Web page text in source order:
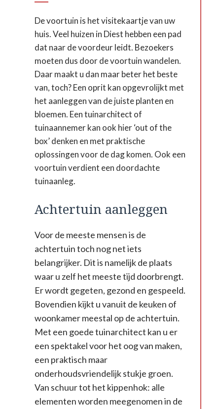
De voortuin is het visitekaartje van uw
huis. Veel huizen in Diest hebben een pad
dat naar de voordeur leidt. Bezoekers
moeten dus door de voortuin wandelen.
Daar maakt u dan maar beter het beste
van, toch? Een oprit kan opgevrolijkt met
het aanleggen van de juiste planten en
bloemen. Een tuinarchitect of
tuinaannemer kan ook hier ‘out of the
box’ denken en met praktische
oplossingen voor de dag komen. Ook een
voortuin verdient een doordachte
tuinaanleg.
Achtertuin aanleggen
Voor de meeste mensen is de
achtertuin toch nog net iets
belangrijker. Dit is namelijk de plaats
waar u zelf het meeste tijd doorbrengt.
Er wordt gegeten, gezond en gespeeld.
Bovendien kijkt u vanuit de keuken of
woonkamer meestal op de achtertuin.
Met een goede tuinarchitect kan u er
een spektakel voor het oog van maken,
een praktisch maar
onderhoudsvriendelijk stukje groen.
Van schuur tot het kippenhok: alle
elementen worden meegenomen in de